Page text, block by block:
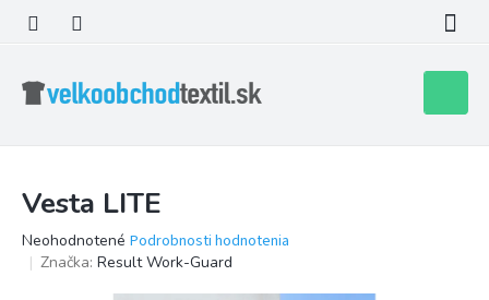
obsah
košík
Vesta LITE
Priemerné
hodnotenie
Neohodnotené Podrobnosti hodnotenia
Značka: Result Work-Guard